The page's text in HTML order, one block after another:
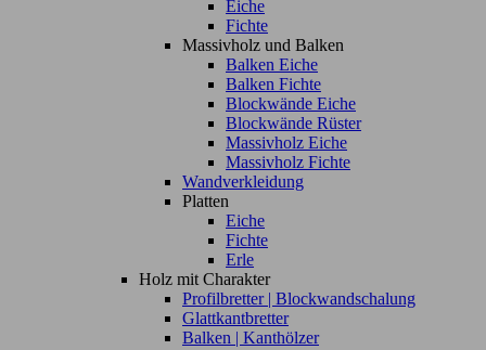
Eiche
Fichte
Massivholz und Balken
Balken Eiche
Balken Fichte
Blockwände Eiche
Blockwände Rüster
Massivholz Eiche
Massivholz Fichte
Wandverkleidung
Platten
Eiche
Fichte
Erle
Holz mit Charakter
Profilbretter | Blockwandschalung
Glattkantbretter
Balken | Kanthölzer